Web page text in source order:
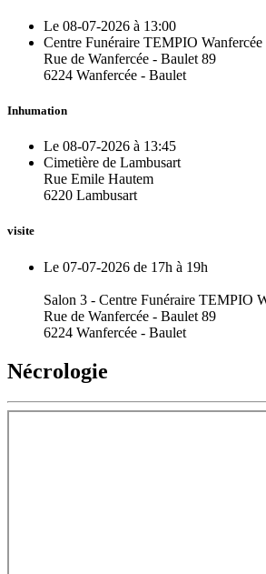
Le 08-07-2026 à 13:00
Centre Funéraire TEMPIO
Rue de Wanfercée - Baulet 89
6224 Wanfercée - Baulet
Inhumation
Le 08-07-2026 à 13:45
Cimetière de Lambusart
Rue Emile Hautem
6220 Lambusart
visite
Le 07-07-2026 de 17h à 19h
Salon 3 - Centre Funéraire TEMPIO
Rue de Wanfercée - Baulet 89
6224 Wanfercée - Baulet
Nécrologie